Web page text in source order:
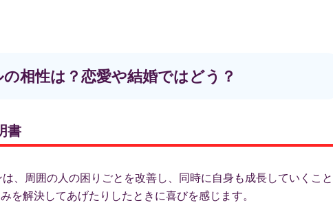
相性は？恋愛や結婚ではどう？
書
、周囲の人の困りごとを改善し、同時に自身も成長していくこと
を解決してあげたりしたときに喜びを感じます。